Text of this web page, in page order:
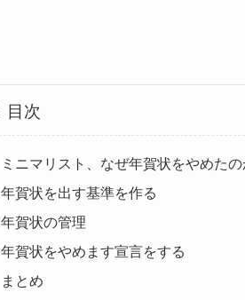
目次
ミニマリスト、なぜ年賀状をやめた
年賀状を出す基準を作る
年賀状の管理
年賀状をやめます宣言をする
まとめ